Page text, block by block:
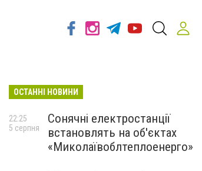
ОСТАННІ НОВИНИ
Сонячні електростанції
встановлять на об'єктах
«Миколаївоблтеплоенерго»
22:25
5 серпня